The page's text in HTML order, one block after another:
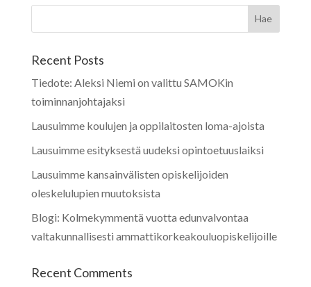
Recent Posts
Tiedote: Aleksi Niemi on valittu SAMOKin
toiminnanjohtajaksi
Lausuimme koulujen ja oppilaitosten loma-ajoista
Lausuimme esityksestä uudeksi opintoetuuslaiksi
Lausuimme kansainvälisten opiskelijoiden
oleskelulupien muutoksista
Blogi: Kolmekymmentä vuotta edunvalvontaa
valtakunnallisesti ammattikorkeakouluopiskelijoille
Recent Comments